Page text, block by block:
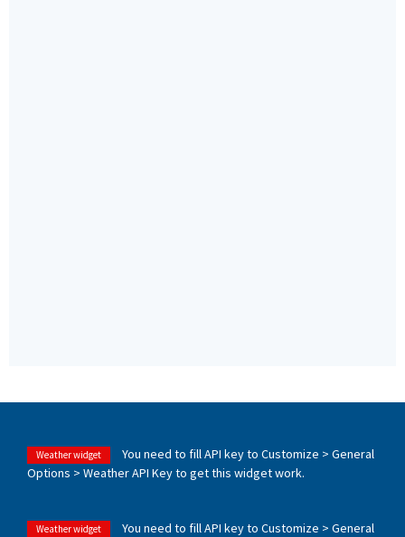
Weather widget
You need to fill API key to Customize > General
Options > Weather API Key to get this widget work.
Weather widget
You need to fill API key to Customize > General